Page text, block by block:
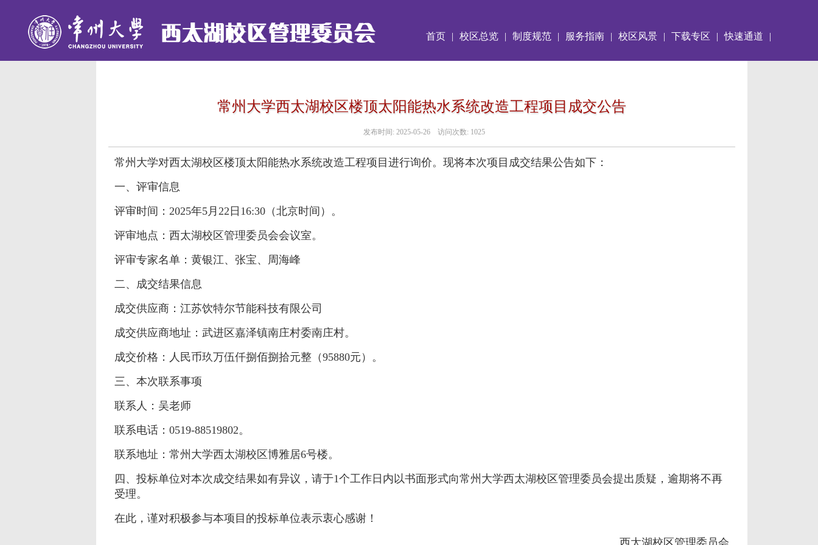
首页 | 校区总览 | 制度规范 | 服务指南 | 校区风景 | 下载专区 | 快速通道 |
常州大学西太湖校区楼顶太阳能热水系统改造工程项目成交公告
发布时间: 2025-05-26 访问次数: 1025
常州大学对西太湖校区楼顶太阳能热水系统改造工程项目进行询价。现将本次项目成交结果公告如下：
一、评审信息
评审时间： 2025年5月 22 日 16:30（北京时间）。
评审地点：西太湖校区管理委员会会议室。
评审专家名单：黄银江、张宝、周海峰
二、成交结果信息
成交供应商：江苏饮特尔节能科技有限公司
成交供应商地址：武进区嘉泽镇南庄村委南庄村。
成交价格：人民币玖万伍仟捌佰捌拾元整（95880元）。
三、本次联系事项
联系人：吴老师
联系电话： 0519-88519802。
联系地址：常州大学西太湖校区博雅居6号楼。
四、投标单位对本次成交结果如有异议，请于1个工作日内以书面形式向常州大学西太湖校区管理委员会提出质疑，逾期将不再
受理。
在此，谨对积极参与本项目的投标单位表示衷心感谢！
西太湖校区管理委员会